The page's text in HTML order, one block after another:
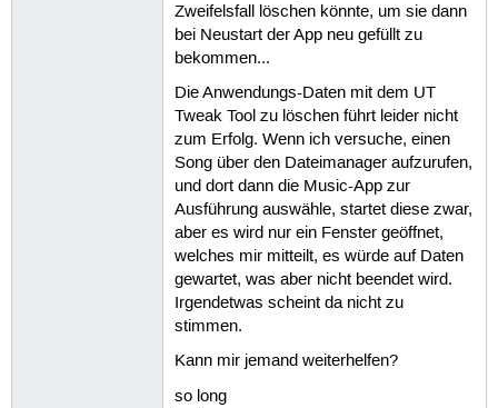
Zweifelsfall löschen könnte, um sie dann
bei Neustart der App neu gefüllt zu
bekommen...
Die Anwendungs-Daten mit dem UT
Tweak Tool zu löschen führt leider nicht
zum Erfolg. Wenn ich versuche, einen
Song über den Dateimanager aufzurufen,
und dort dann die Music-App zur
Ausführung auswähle, startet diese zwar,
aber es wird nur ein Fenster geöffnet,
welches mir mitteilt, es würde auf Daten
gewartet, was aber nicht beendet wird.
Irgendetwas scheint da nicht zu
stimmen.
Kann mir jemand weiterhelfen?
so long